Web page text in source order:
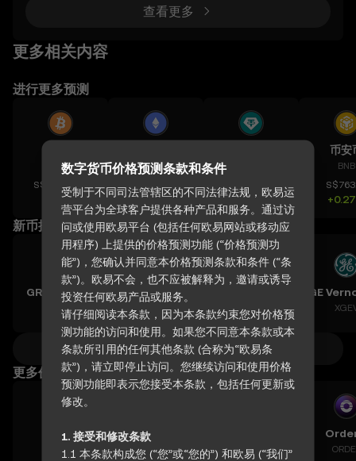
个分支。 LucKYCoin本身就是Litecoin的一个分支，它
有一个随机的区块奖励，介于1到1百万个代币之间。
查看更多
更多相关内容
进行更多预测
BTC
S$82,924.71
+0.80%
ETH
S$2,446.42
+1.87%
S$1.280
-0.02%
币安
BNB
新币推荐
GRVT Token
GRVT
Teradyne, Inc.
XTER XVRT
查看全部价格预测
更多价格行情
Celo
CELO
Cetus Token
CETUS
LITE
数字货币价格预测条款和条件
受制于不同司法管辖区的不同法律法规，欧易运
营平台为全球客户提供各种产品和服务。通过访
问或使用欧易平台 (包括任何欧易网站或移动应
用程序) 上提供的价格预测功能 (“价格预测功
能”)，您确认并同意本价格预测条款和条件 (“条
款”)。欧易不会，也不应被解释为，邀请或诱导
投资任何欧易产品或服务。
请仔细阅读本条款，因为本条款约束您对价格预
测功能的访问和使用。如果您不同意本条款或本
条款所引用的任何其他条款 (合称为“欧易条
款”)，请立即停止访问。您继续访问和使用价格
预测功能即表示您接受本条款，包括任何更新或
修改。
1. 接受和修改条款
1.1 本条款构成您 (“您”或“您的”) 和欧易 (“我们”